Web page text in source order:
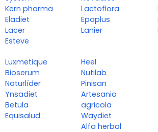
Kern pharma
Eladiet
Lacer
Esteve
Lactoflora
Epaplus
Lanier
Luxmetique
Bioserum
Naturlíder
Ynsadiet
Betula
Equisalud
Heel
Nutilab
Pinisan
Artesania
agricola
Waydiet
Alfa herbal